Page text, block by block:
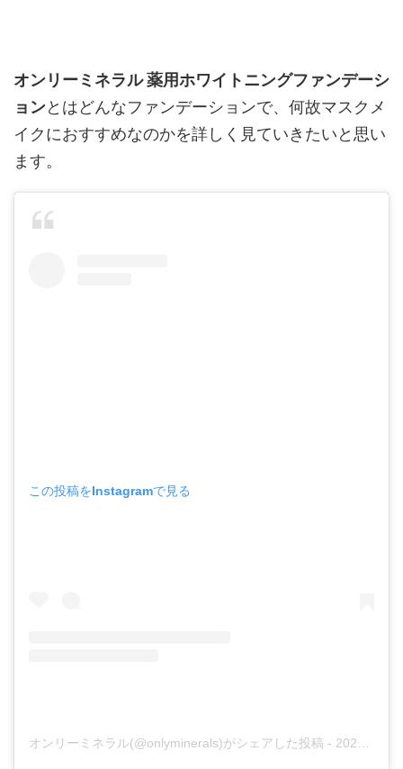
オンリーミネラル 薬用ホワイトニングファンデーシ
ョンとはどんなファンデーションで、何故マスクメ
イクにおすすめなのかを詳しく見ていきたいと思い
ます。
この投稿をInstagramで見る
オンリーミネラル(@onlyminerals)がシェアした投稿 - 2020年 8月月19日午前12時01分PDT